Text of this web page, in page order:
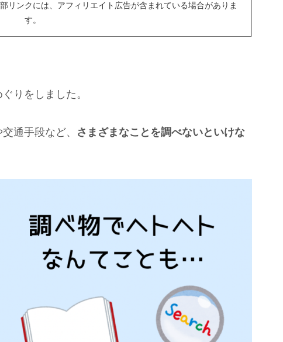
リンクには、アフィリエイト広告が含まれている場合がありま
す。
りをしました。
通手段など、 さまざまなことを調べないといけな